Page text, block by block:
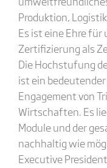
Produktion,
Es ist eine Ehre
Zertifizierung als
Die Hochstufung
ist ein
Engagement von
Wirtschaften. Es
Module und der
nachhaltig wie
Executive